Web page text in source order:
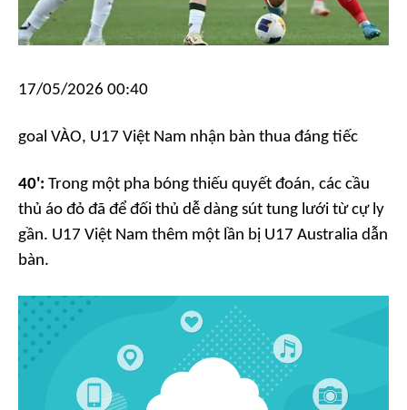
17/05/2026 00:40
goal VÀO, U17 Việt Nam nhận bàn thua đáng tiếc
40': Trong một pha bóng thiếu quyết đoán, các cầu
thủ áo đỏ đã để đối thủ dễ dàng sút tung lưới từ cự ly
gần. U17 Việt Nam thêm một lần bị U17 Australia dẫn
bàn.